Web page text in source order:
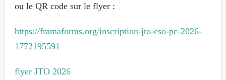
ou le QR code sur le flyer :
https://framaforms.org/inscription-jto-cso-pc-2026-
1772195591
flyer JTO 2026